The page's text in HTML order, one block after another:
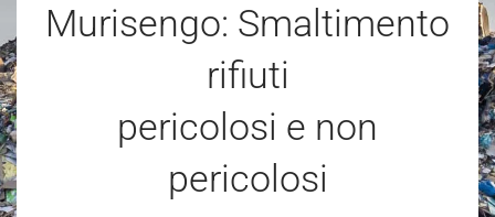
Murisengo: Smaltimento
rifiuti
pericolosi e non
pericolosi